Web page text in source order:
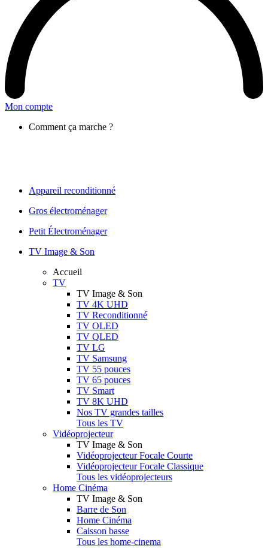
Mon compte
Comment ça marche ?
Appareil reconditionné
Gros électroménager
Petit Électroménager
TV Image & Son
Accueil
TV
TV Image & Son
TV 4K UHD
TV Reconditionné
TV OLED
TV QLED
TV LG
TV Samsung
TV 55 pouces
TV 65 pouces
TV Smart
TV 8K UHD
Nos TV grandes tailles
Tous les TV
Vidéoprojecteur
TV Image & Son
Vidéoprojecteur Focale Courte
Vidéoprojecteur Focale Classique
Tous les vidéoprojecteurs
Home Cinéma
TV Image & Son
Barre de Son
Home Cinéma
Caisson basse
Tous les home-cinema